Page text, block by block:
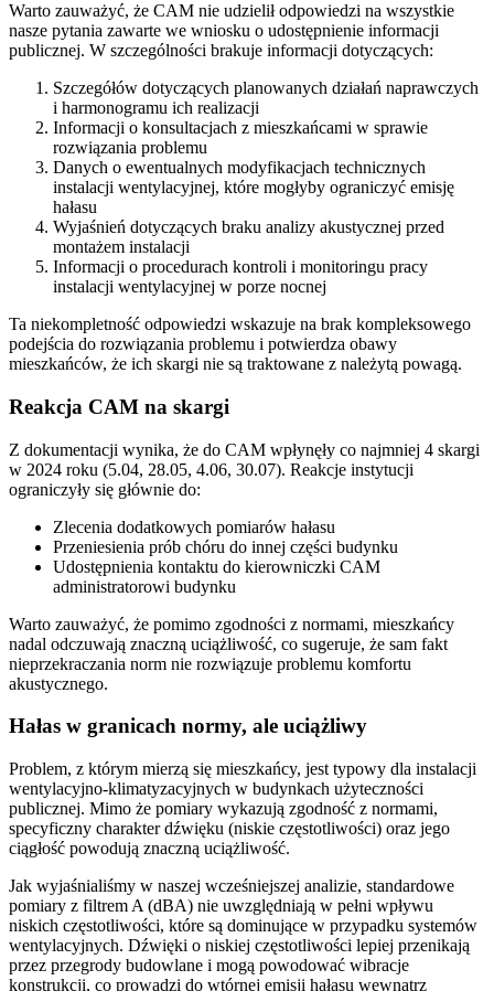
Warto zauważyć, że CAM nie udzielił odpowiedzi na wszystkie
nasze pytania zawarte we wniosku o udostępnienie informacji
publicznej. W szczególności brakuje informacji dotyczących:
Szczegółów dotyczących planowanych działań naprawczych
i harmonogramu ich realizacji
Informacji o konsultacjach z mieszkańcami w sprawie
rozwiązania problemu
Danych o ewentualnych modyfikacjach technicznych
instalacji wentylacyjnej, które mogłyby ograniczyć emisję
hałasu
Wyjaśnień dotyczących braku analizy akustycznej przed
montażem instalacji
Informacji o procedurach kontroli i monitoringu pracy
instalacji wentylacyjnej w porze nocnej
Ta niekompletność odpowiedzi wskazuje na brak kompleksowego
podejścia do rozwiązania problemu i potwierdza obawy
mieszkańców, że ich skargi nie są traktowane z należytą powagą.
Reakcja CAM na skargi
Z dokumentacji wynika, że do CAM wpłynęły co najmniej 4 skargi
w 2024 roku (5.04, 28.05, 4.06, 30.07). Reakcje instytucji
ograniczyły się głównie do:
Zlecenia dodatkowych pomiarów hałasu
Przeniesienia prób chóru do innej części budynku
Udostępnienia kontaktu do kierowniczki CAM
administratorowi budynku
Warto zauważyć, że pomimo zgodności z normami, mieszkańcy
nadal odczuwają znaczną uciążliwość, co sugeruje, że sam fakt
nieprzekraczania norm nie rozwiązuje problemu komfortu
akustycznego.
Hałas w granicach normy, ale uciążliwy
Problem, z którym mierzą się mieszkańcy, jest typowy dla instalacji
wentylacyjno-klimatyzacyjnych w budynkach użyteczności
publicznej. Mimo że pomiary wykazują zgodność z normami,
specyficzny charakter dźwięku (niskie częstotliwości) oraz jego
ciągłość powodują znaczną uciążliwość.
Jak wyjaśnialiśmy w naszej wcześniejszej analizie, standardowe
pomiary z filtrem A (dBA) nie uwzględniają w pełni wpływu
niskich częstotliwości, które są dominujące w przypadku systemów
wentylacyjnych. Dźwięki o niskiej częstotliwości lepiej przenikają
przez przegrody budowlane i mogą powodować wibracje
konstrukcji, co prowadzi do wtórnej emisji hałasu wewnątrz